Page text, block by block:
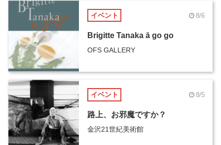
イベント 8/6
Brigitte Tanaka ā go go
OFS GALLERY
イベント 8/5
路上、お邪魔ですか？
金沢21世紀美術館